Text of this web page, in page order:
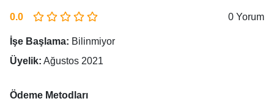
0.0 0 Yorum
İşe Başlama: Bilinmiyor
Üyelik: Ağustos 2021
Ödeme Metodları